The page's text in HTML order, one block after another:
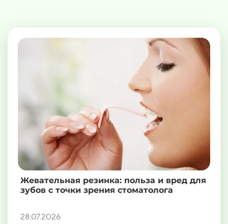
Жевательная резинка: польза и вред для
зубов с точки зрения стоматолога
28.07.2026